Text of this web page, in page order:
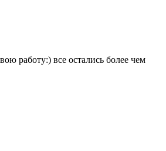
работу:) все остались более чем